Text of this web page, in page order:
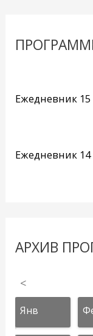
Ежедневник 15
Ежедневник 14
АРХИВ
<
Янв